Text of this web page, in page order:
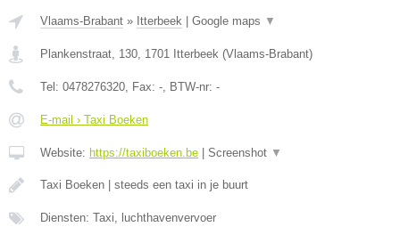
Vlaams-Brabant » Itterbeek Google maps ▼
Plankenstraat, 130, 1701 Itterbeek (Vlaams-Brabant)
Tel: 0478276320, Fax: -, BTW-nr: -
E-mail › Taxi Boeken
Website: https://taxiboeken.be Screenshot ▼
Taxi Boeken | steeds een taxi in je buurt
Diensten: Taxi, luchthavenvervoer